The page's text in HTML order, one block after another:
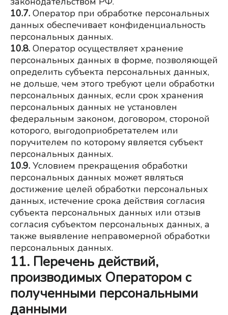
10.7. Оператор при обработке персональных
данных обеспечивает конфиденциальность
персональных данных.
10.8. Оператор осуществляет хранение
персональных данных в форме, позволяющей
определить субъекта персональных данных,
не дольше, чем этого требуют цели обработки
персональных данных, если срок хранения
персональных данных не установлен
федеральным законом, договором, стороной
которого, выгодоприобретателем или
поручителем по которому является субъект
персональных данных.
10.9. Условием прекращения обработки
персональных данных может являться
достижение целей обработки персональных
данных, истечение срока действия согласия
субъекта персональных данных или отзыв
согласия субъектом персональных данных, а
также выявление неправомерной обработки
персональных данных.
11. Перечень действий,
производимых Оператором с
полученными персональными
данными